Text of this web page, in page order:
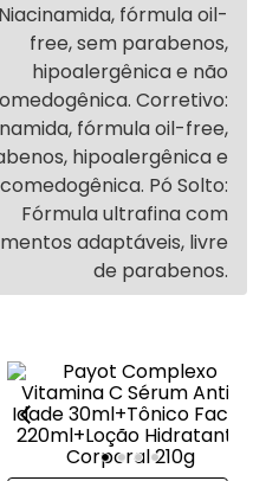
fórmula oil-
free, sem parabenos,
hipoalergênica e não
Corretivo:
fórmula oil-free,
hipoalergênica e
Pó Solto:
Fórmula ultrafina com
adaptáveis, livre
de parabenos.